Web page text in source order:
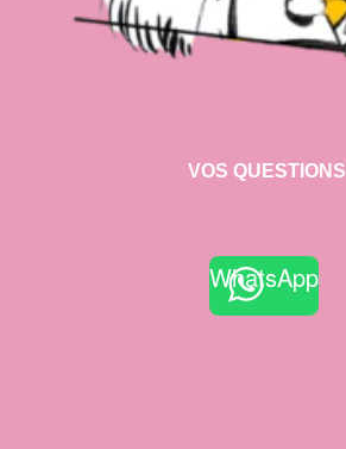
VOS QUESTIONS
WhatsApp